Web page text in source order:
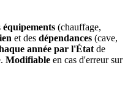
équipements (chauffage,
et des dépendances (cave,
année par l'État de
Modifiable en cas d'erreur sur